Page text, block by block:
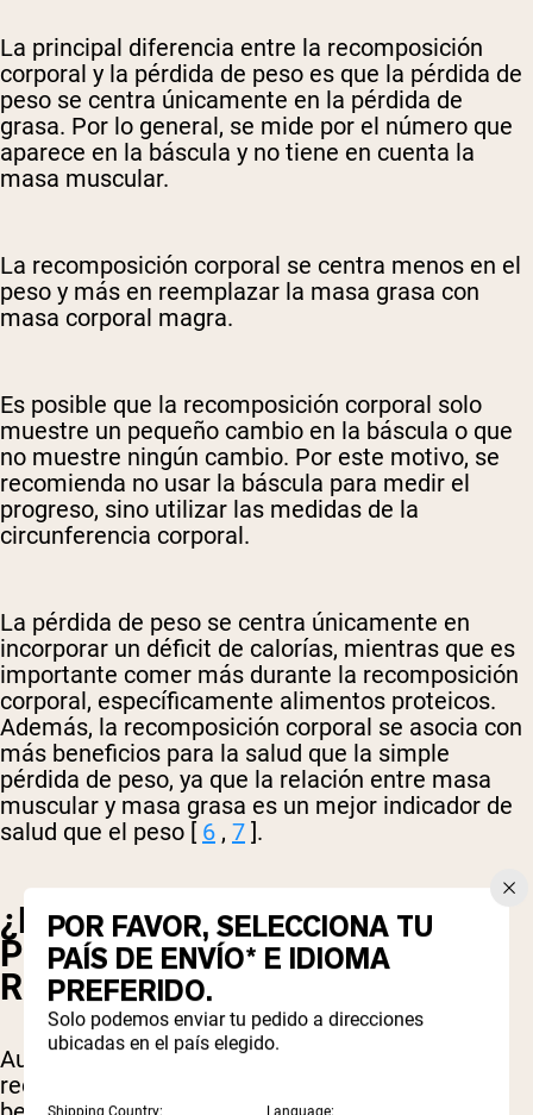
La principal diferencia entre la recomposición
corporal y la pérdida de peso es que la pérdida de
peso se centra únicamente en la pérdida de
grasa. Por lo general, se mide por el número que
aparece en la báscula y no tiene en cuenta la
masa muscular.
La recomposición corporal se centra menos en el
peso y más en reemplazar la masa grasa con
masa corporal magra.
Es posible que la recomposición corporal solo
muestre un pequeño cambio en la báscula o que
no muestre ningún cambio. Por este motivo, se
recomienda no usar la báscula para medir el
progreso, sino utilizar las medidas de la
circunferencia corporal.
La pérdida de peso se centra únicamente en
incorporar un déficit de calorías, mientras que es
importante comer más durante la recomposición
corporal, específicamente alimentos proteicos.
Además, la recomposición corporal se asocia con
más beneficios para la salud que la simple
pérdida de peso, ya que la relación entre masa
muscular y masa grasa es un mejor indicador de
salud que el peso [ 6 , 7 ].
¿DEBERÍA CENTRARME EN LA
PÉRDIDA DE PESO O EN LA
RECOMPOSICIÓN CORPORAL?
Aunque la pérdida de peso tiene sus ventajas, la
recomposición corporal le brindará más
POR FAVOR, SELECCIONA TU
PAÍS DE ENVÍO* E IDIOMA
PREFERIDO.
Solo podemos enviar tu pedido a direcciones
ubicadas en el país elegido.
Shipping Country: Language: